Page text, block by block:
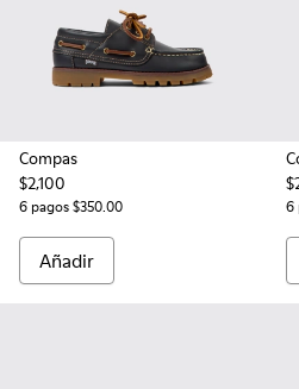
Compas
$2,100
6 pagos $350.00
Añadir
6